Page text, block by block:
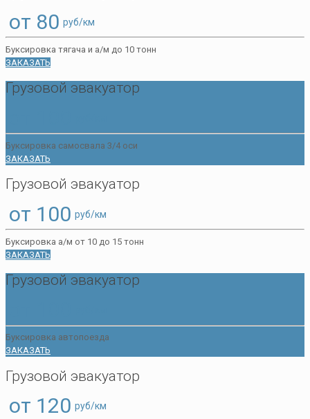
от 80 руб/км
Буксировка тягача и а/м до 10 тонн
ЗАКАЗАТЬ
Грузовой эвакуатор
Буксировка самосвала 3/4 оси
ЗАКАЗАТЬ
Грузовой эвакуатор
от 100 руб/км
Буксировка а/м от 10 до 15 тонн
ЗАКАЗАТЬ
Грузовой эвакуатор
Буксировка автопоезда
ЗАКАЗАТЬ
Грузовой эвакуатор
от 120 руб/км